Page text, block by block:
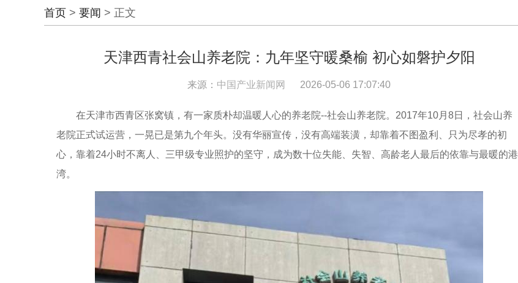
首页 > 要闻 > 正文
天津西青社会山养老院：九年坚守暖桑榆 初心如磐护夕阳
来源： 中国产业新闻网 2026-05-06 17:07:40
在天津市西青区张窝镇，有一家质朴却温暖人心的养老院--社会山养老院。2017年10月8日，社会山养
老院正式试运营，一晃已是第九个年头。没有华丽宣传，没有高端装潢，却靠着不图盈利、只为尽孝的初
心，靠着24小时不离人、三甲级专业照护的坚守，成为数十位失能、失智、高龄老人最后的依靠与最暖的港
湾。